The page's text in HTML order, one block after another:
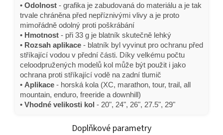
• Odolnost - grafika je zabudovaná do materiálu a je tak
trvale chráněna před nepříznivými vlivy a je proto
mimořádně odolný proti poškrábání
• Hmotnost - při 33 g je blatník skutečně lehký
• Rozsah aplikace - blatník byl vyvinut pro ochranu před
stříkající vodou v přední části. Díky velkému počtu
celoodpružených modelů kol může být použit i jako
ochrana proti stříkající vodě na zadní tlumič
• Aplikace - horská kola (XC, marathon, tour, trail, all
mountain, enduro, freeride a downhill)
• Vhodné velikosti kol - 20", 24", 26", 27.5", 29"
Doplňkové parametry